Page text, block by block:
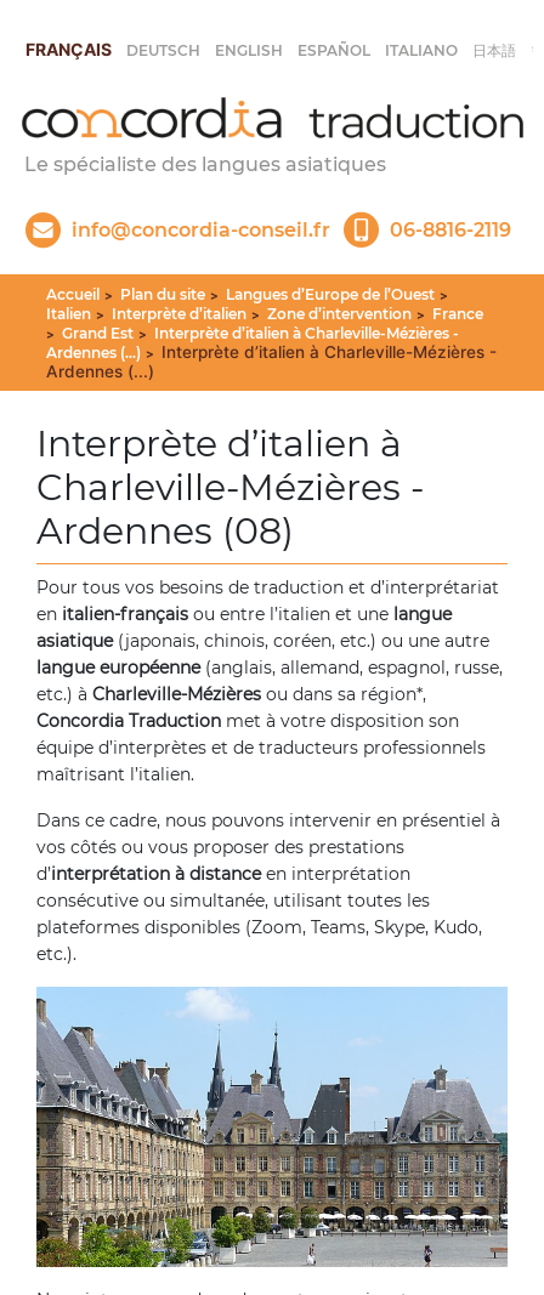
FRANÇAIS DEUTSCH ENGLISH ESPAÑOL ITALIANO 日本語
Le spécialiste des langues asiatiques
info@concordia-conseil.fr 06-8816-2119
Accueil > Plan du site > Langues d’Europe de l’Ouest >
Italien > Interprète d’italien > Zone d’intervention > France
> Grand Est >
Interprète d’italien à Charleville-Mézières -
Ardennes (...) >
Interprète d’italien à Charleville-Mézières -
Ardennes (...)
Interprète d’italien à
Charleville-Mézières -
Ardennes (08)
Pour tous vos besoins de traduction et d’interprétariat
en italien-français ou entre l’italien et une langue
asiatique(japonais, chinois, coréen, etc.) ou une autre
langue européenne(anglais, allemand, espagnol, russe,
etc.) à Charleville-Mézières ou dans sa région*,
Concordia Traduction met à votre disposition son
équipe d’interprètes et de traducteurs professionnels
maîtrisant l’italien.
Dans ce cadre, nous pouvons intervenir en présentiel à
vos côtés ou vous proposer des prestations
d’interprétation à distanceen interprétation
consécutive ou simultanée, utilisant toutes les
plateformes disponibles (Zoom, Teams, Skype, Kudo,
etc.).